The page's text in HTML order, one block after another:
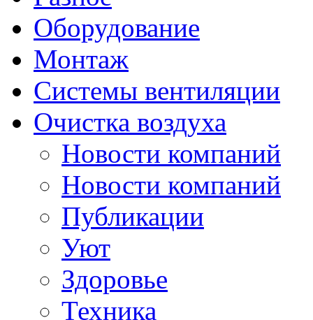
Оборудование
Монтаж
Системы вентиляции
Очистка воздуха
Новости компаний
Новости компаний
Публикации
Уют
Здоровье
Техника